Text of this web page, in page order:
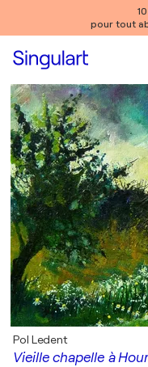
pour tout
Vieille chapelle à
Pol Ledent